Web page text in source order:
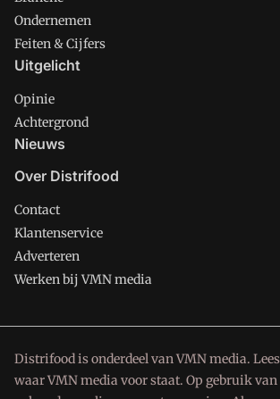
Ondernemen
Feiten & Cijfers
Uitgelicht
Opinie
Achtergrond
Nieuws
Over Distrifood
Contact
Klantenservice
Adverteren
Werken bij VMN media
Distrifood is onderdeel van VMN media.
waar VMN media voor staat. Op gebruik van